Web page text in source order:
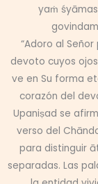
yaṁ
“Adoro al
devoto cuyos
ve en Su forma
corazón del
Upaniṣad se
verso del
para distinguir
separadas. Las